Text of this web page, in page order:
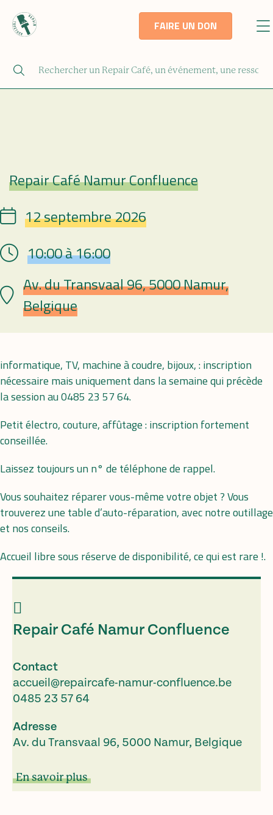
FAIRE UN DON
Repair Café
Repair Café Namur Confluence
Date 12 septembre 2026
Hour 10:00 à 16:00
Lieu Av. du Transvaal 96, 5000 Namur,
Belgique
informatique, TV, machine à coudre, bijoux, : inscription
nécessaire mais uniquement dans la semaine qui précède
la session au 0485 23 57 64.
Petit électro, couture, affûtage : inscription fortement
conseillée.
Laissez toujours un n° de téléphone de rappel.
Vous souhaitez réparer vous-même votre objet ? Vous
trouverez une table d’auto-réparation, avec notre outillage
et nos conseils.
Accueil libre sous réserve de disponibilité, ce qui est rare !.
Repair Café Namur Confluence
Contact
accueil@repaircafe-namur-confluence.be
0485 23 57 64
Adresse
Av. du Transvaal 96, 5000 Namur, Belgique
En savoir plus